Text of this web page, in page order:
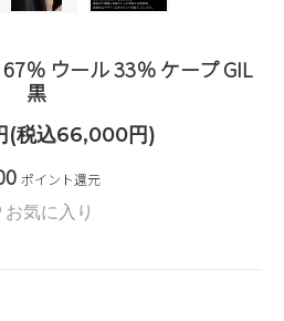
％ ウール 33％ ケープ GIL
黒
(税込66,000円)
ポイント還元
お気に入り